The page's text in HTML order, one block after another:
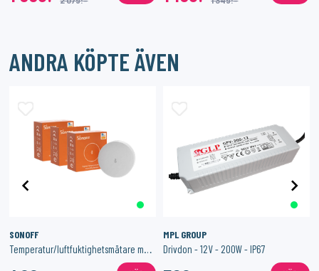
ANDRA KÖPTE ÄVEN
SONOFF
Temperatur/luftfuktighetsmätare med Zigbee 3-Pack
MPL GROUP
Drivdon - 12V - 200W - IP67